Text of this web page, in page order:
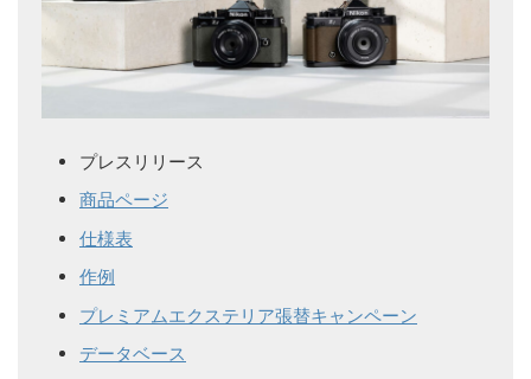
プレスリリース
商品ページ
仕様表
作例
プレミアムエクステリア張替キャンペーン
データベース